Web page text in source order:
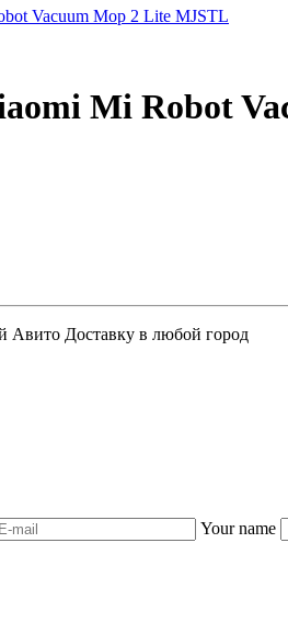
Mi Robot
Авито Доставку в любой город
Your name